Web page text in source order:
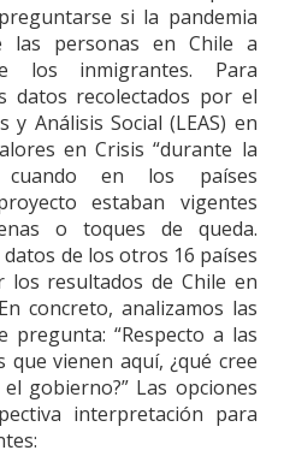
si la pandemia
las personas en Chile a
los inmigrantes. Para
datos recolectados por el
Análisis Social (LEAS) en
en Crisis “durante la
cuando en los países
estaban vigentes
o toques de queda.
de los otros 16 países
resultados de Chile en
concreto, analizamos las
pregunta: “Respecto a las
vienen aquí, ¿qué cree
gobierno?” Las opciones
interpretación para